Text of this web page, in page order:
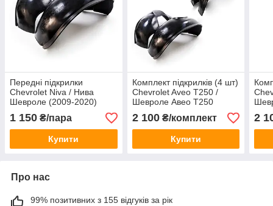
Передні підкрилки
Chevrolet Niva / Нива
Шевроле (2009-2020)
1 150 ₴/пара
Купити
Комплект підкрилків (4 шт)
Chevrolet Aveo T250 /
Шевроле Авео Т250
(2006-2011)
2 100₴/комплект
Купити
2
Про нас
99% позитивних з 155 відгуків за рік